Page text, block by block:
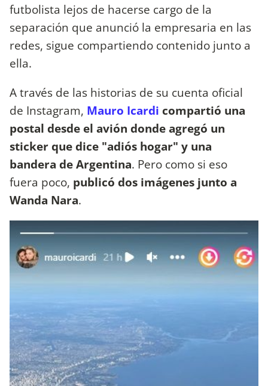
futbolista lejos de hacerse cargo de la
separación que anunció la empresaria en las
redes, sigue compartiendo contenido junto a
ella.
A través de las historias de su cuenta oficial
de Instagram, Mauro Icardi compartió una
postal desde el avión donde agregó un
sticker que dice "adiós hogar" y una
bandera de Argentina. Pero como si eso
fuera poco, publicó dos imágenes junto a
Wanda Nara.